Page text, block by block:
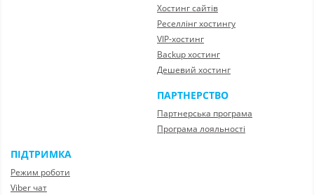
Хостинг сайтів
Реселлінг хостингу
VIP-хостинг
Backup хостинг
Дешевий хостинг
ПАРТНЕРСТВО
Партнерська програма
Програма лояльності
ПІДТРИМКА
Режим роботи
Viber чат